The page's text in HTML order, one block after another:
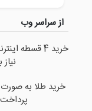
از سراسر وب
خرید 4 قسطه
خرید طلا به
پرداخت 12 ماهه )